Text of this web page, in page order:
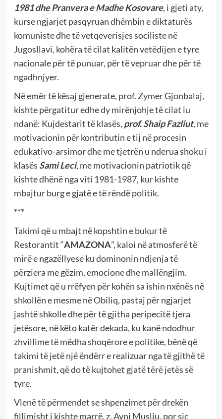
1981 dhe Pranvera e Madhe Kosovare, i gjeti aty,
kurse ngjarjet pasqyruan dhëmbin e diktaturës
komuniste dhe të vetqeverisjes sociliste në
Jugosllavi, kohëra të cilat kalitën vetëdijen e tyre
nacionale për të punuar, për të vepruar dhe për të
ngadhnjyer.
Në emër të kësaj gjenerate, prof. Zymer Gjonbalaj,
kishte përgatitur edhe dy mirënjohje të cilat iu
ndanë: Kujdestarit të klasës, prof. Shaip Fazliut, me
motivacionin për kontributin e tij në procesin
edukativo-arsimor dhe me tjetrën u nderua shoku i
klasës Sami Leci, me motivacionin patriotik që
kishte dhënë nga viti 1981-1987, kur kishte
mbajtur burg e gjatë e të rëndë politik.
***
Takimi që u mbajt në kopshtin e bukur të
Restorantit “AMAZONA”, kaloi në atmosferë të
mirë e ngazëllyese ku dominonin ndjenja të
përziera me gëzim, emocione dhe mallëngjim.
Kujtimet që u rrëfyen për kohën sa ishin nxënës në
shkollën e mesme në Obiliq, pastaj për ngjarjet
jashtë shkolle dhe për të gjitha peripecitë tjera
jetësore, në këto katër dekada, ku kanë ndodhur
zhvillime të mëdha shoqërore e politike, bënë që
takimi të jetë një ëndërr e realizuar nga të gjithë të
pranishmit, që do të kujtohet gjatë tërë jetës së
tyre.
Vlenë të përmendet se shpenzimet për drekën
fillimisht i kishte marrë, z. Avni Musliu, por siç